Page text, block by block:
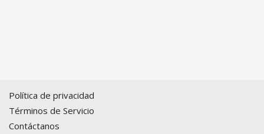
Política de privacidad
Términos de Servicio
Contáctanos